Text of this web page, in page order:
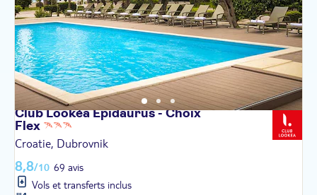
Club Lookéa Epidaurus - Choix
Flex
Croatie, Dubrovnik
8,8/10 69 avis
Vols et transferts inclus